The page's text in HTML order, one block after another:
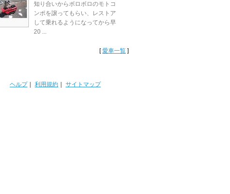
知り合いからボロボロのモトコ
ンポを譲ってもらい、レストア
して乗れるようになってから早
20 ...
[愛車一覧 ]
ヘルプ｜ 利用規約 サイトマップ